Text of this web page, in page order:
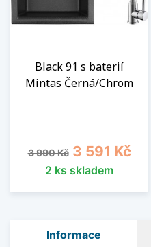
Black 91 s baterií
Mintas Černá/Chrom
Běžná cena
3 990 Kč Cena
3 591 Kč
2 ks skladem
Informace